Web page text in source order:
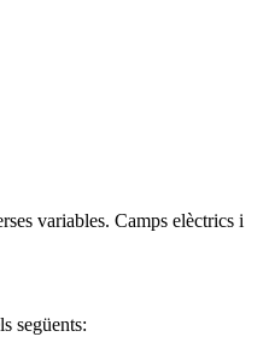
variables. Camps elèctrics i
següents: